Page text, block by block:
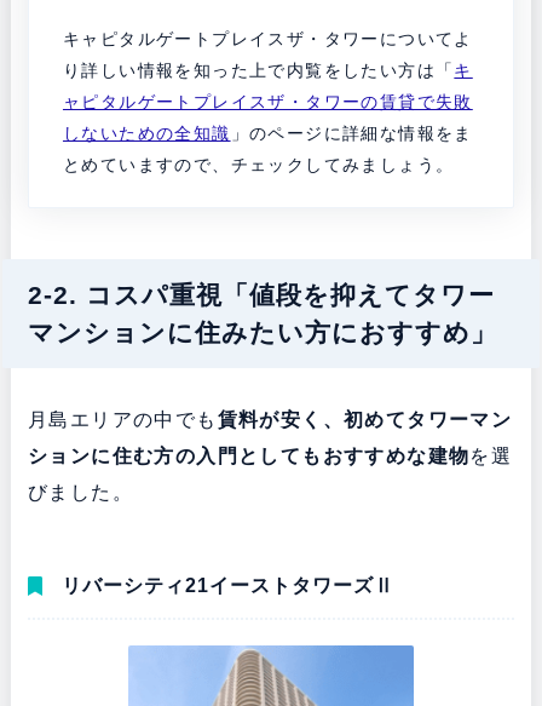
キャピタルゲートプレイスザ・タワーについてよ
り詳しい情報を知った上で内覧をしたい方は「 キ
ャピタルゲートプレイスザ・タワーの賃貸で失敗
しないための全知識 」のページに詳細な情報をま
とめていますので、チェックしてみましょう。
2-2. コスパ重視「値段を抑えてタワー
マンションに住みたい方におすすめ」
月島エリアの中でも 賃料が安く、初めてタワーマン
ションに住む方の入門としてもおすすめな建物を選
びました。
リバーシティ21イーストタワーズⅡ